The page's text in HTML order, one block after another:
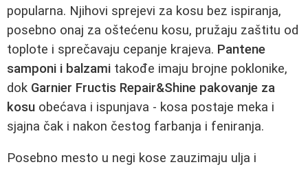
popularna. Njihovi sprejevi za kosu bez ispiranja,
posebno onaj za oštećenu kosu, pružaju zaštitu od
toplote i sprečavaju cepanje krajeva. Pantene
samponi i balzami takođe imaju brojne poklonike,
dok Garnier Fructis Repair&Shine pakovanje za
kosu obećava i ispunjava - kosa postaje meka i
sjajna čak i nakon čestog farbanja i feniranja.
Posebno mesto u negi kose zauzimaju ulja i